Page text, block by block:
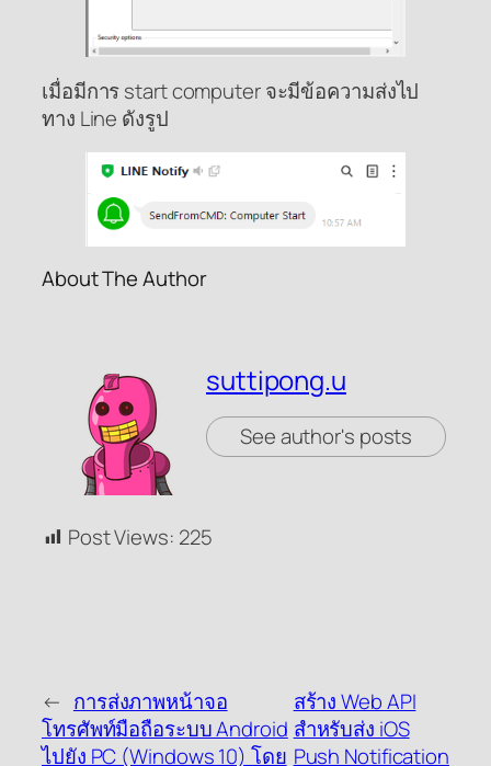
เมื่อมีการ start computer จะมีข้อความส่งไป
ทาง Line ดังรูป
About The Author
suttipong.u
See author's posts
Post Views: 225
← การส่งภาพหน้าจอ
โทรศัพท์มือถือระบบ Android
ไปยัง PC (Windows 10) โดย
สร้าง Web API
สำหรับส่ง iOS
Push Notification